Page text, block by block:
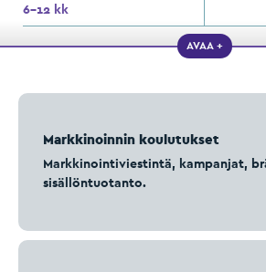
6–12 kk
AVAA +
Markkinoinnin koulutukset
Markkinointiviestintä, kampanjat,
sisällöntuotanto.